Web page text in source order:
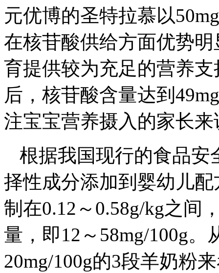
元优博的圣特拉慕以
在核苷酸供给方面优势
育提供较为充足的营养
后，核苷酸含量达到
注宝宝营养摄入的家长
根据我国现行的食品安
择性成分添加到婴幼儿
制在0.12～0.58g/kg之间
量，即12～58mg/100g
20mg/100g的3段羊奶粉